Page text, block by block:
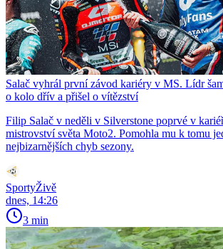
Salač vyhrál první závod kariéry v MS. Lídr
o kolo dřív a přišel o vítězství
Filip Salač v neděli v Silverstone poprvé v
mistrovství světa Moto2. Pomohla mu k tomu
nejbizarnějších chyb sezony.
SportyŽivě
dnes, 14:26
3 min